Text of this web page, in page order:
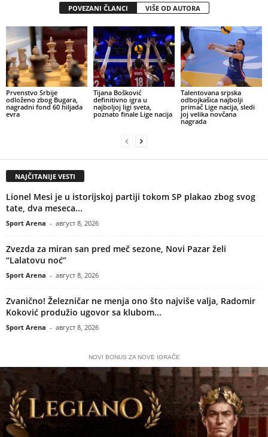
POVEZANI ČLANCI VIŠE OD AUTORA
Prvenstvo Srbije
odloženo zbog Bugara,
nagradni fond 60 hiljada
evra
Tijana Bošković
definitivno igra u
najboljoj ligi sveta,
poznato finale Lige nacija
Talentovana srpska
odbojkašica najbolji
primač Lige nacija, sledi
joj velika novčana
nagrada
NAJČITANIJE VESTI
Lionel Mesi je u istorijskoj partiji tokom SP plakao zbog svog
tate, dva meseca...
Sport Arena - август 8, 2026
Zvezda za miran san pred meč sezone, Novi Pazar želi
“Lalatovu noć”
Sport Arena - август 8, 2026
Zvanično! Železničar ne menja ono što najviše valja, Radomir
Koković produžio ugovor sa klubom...
Sport Arena - август 8, 2026
NOVI BONUS ZA NOVE IGRAČE